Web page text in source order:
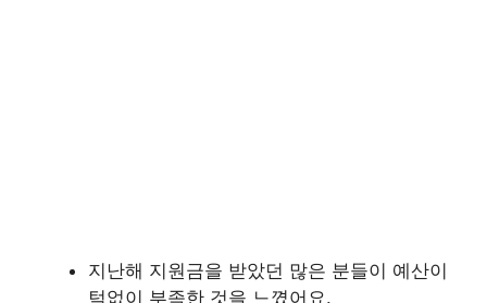
지난해 지원금을 받았던 많은 분들이 예산이
턱없이 부족한 것을 느꼈어요.